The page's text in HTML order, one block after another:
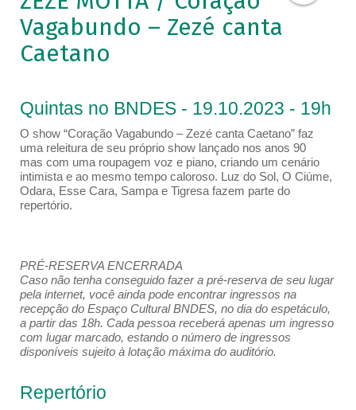
Vagabundo – Zezé canta
Caetano
Quintas no BNDES - 19.10.2023 - 19h
O show “Coração Vagabundo – Zezé canta Caetano” faz
uma releitura de seu próprio show lançado nos anos 90
mas com uma roupagem voz e piano, criando um cenário
intimista e ao mesmo tempo caloroso. Luz do Sol, O Ciúme,
Odara, Esse Cara, Sampa e Tigresa fazem parte do
repertório.
PRÉ-RESERVA ENCERRADA
Caso não tenha conseguido fazer a pré-reserva de seu lugar
pela internet, você ainda pode encontrar ingressos na
recepção do Espaço Cultural BNDES, no dia do espetáculo,
a partir das 18h. Cada pessoa receberá apenas um ingresso
com lugar marcado, estando o número de ingressos
disponíveis sujeito à lotação máxima do auditório.
Repertório